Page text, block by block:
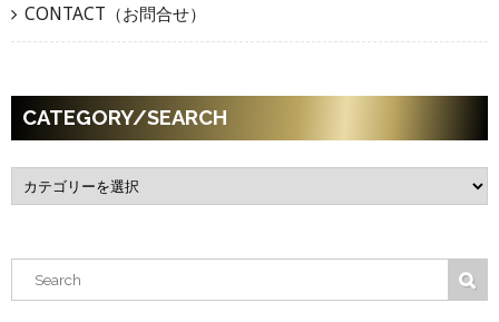
CONTACT（お問合せ）
CATEGORY/SEARCH
A
G